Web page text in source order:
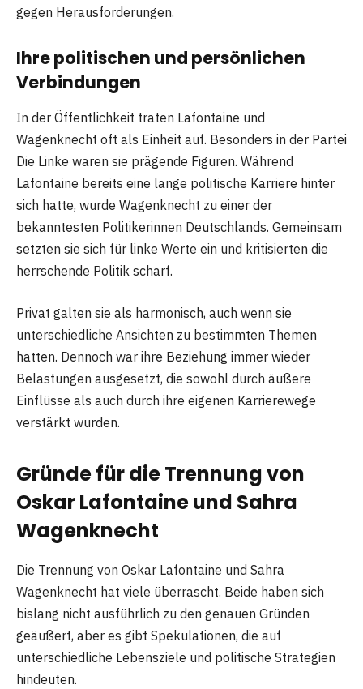
gegen Herausforderungen.
Ihre politischen und persönlichen
Verbindungen
In der Öffentlichkeit traten Lafontaine und
Wagenknecht oft als Einheit auf. Besonders in der Partei
Die Linke waren sie prägende Figuren. Während
Lafontaine bereits eine lange politische Karriere hinter
sich hatte, wurde Wagenknecht zu einer der
bekanntesten Politikerinnen Deutschlands. Gemeinsam
setzten sie sich für linke Werte ein und kritisierten die
herrschende Politik scharf.
Privat galten sie als harmonisch, auch wenn sie
unterschiedliche Ansichten zu bestimmten Themen
hatten. Dennoch war ihre Beziehung immer wieder
Belastungen ausgesetzt, die sowohl durch äußere
Einflüsse als auch durch ihre eigenen Karrierewege
verstärkt wurden.
Gründe für die Trennung von
Oskar Lafontaine und Sahra
Wagenknecht
Die Trennung von Oskar Lafontaine und Sahra
Wagenknecht hat viele überrascht. Beide haben sich
bislang nicht ausführlich zu den genauen Gründen
geäußert, aber es gibt Spekulationen, die auf
unterschiedliche Lebensziele und politische Strategien
hindeuten.